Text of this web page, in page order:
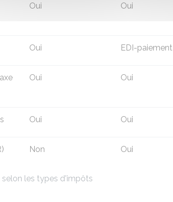
les types d'impôts
Oui Oui
Oui EDI-paiement
Oui Oui
Oui Oui
) Non Oui